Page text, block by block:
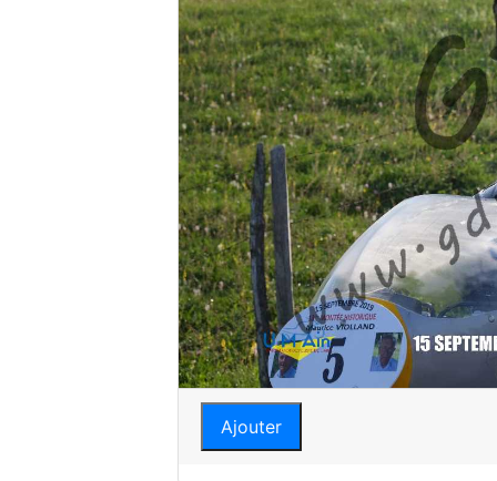
Ajouter